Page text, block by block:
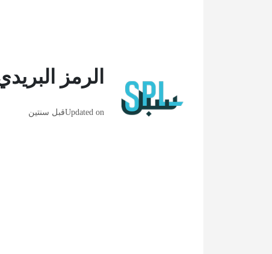
الرمز
Updated onقبل سنتين